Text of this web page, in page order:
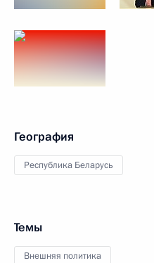
География
Республика Беларусь
Темы
Внешняя политика